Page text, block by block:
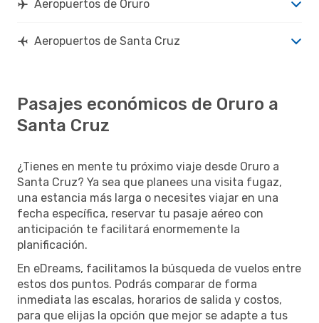
Aeropuertos de Oruro
Aeropuertos de Santa Cruz
Pasajes económicos de Oruro a
Santa Cruz
¿Tienes en mente tu próximo viaje desde Oruro a
Santa Cruz? Ya sea que planees una visita fugaz,
una estancia más larga o necesites viajar en una
fecha específica, reservar tu pasaje aéreo con
anticipación te facilitará enormemente la
planificación.
En eDreams, facilitamos la búsqueda de vuelos entre
estos dos puntos. Podrás comparar de forma
inmediata las escalas, horarios de salida y costos,
para que elijas la opción que mejor se adapte a tus